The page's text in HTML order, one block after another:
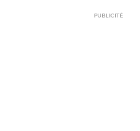
PUBLICITÉ